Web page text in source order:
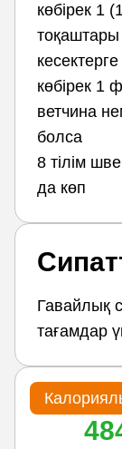
көбірек 1
тоқаштары
көбірек 1
ветчина
болса
8 тілім
да көп
Гавайлық
тағамдар